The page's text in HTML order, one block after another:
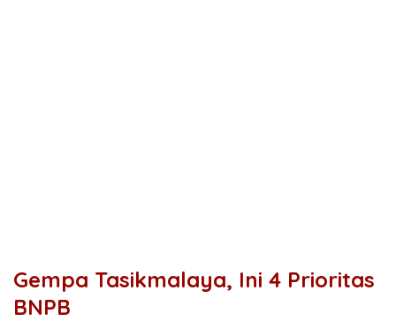
Gempa Tasikmalaya, Ini 4 Prioritas
BNPB